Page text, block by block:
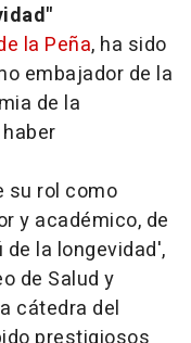
la Peña, ha sido
embajador de la
de la
su rol como
y académico, de
la longevidad',
de Salud y
cátedra del